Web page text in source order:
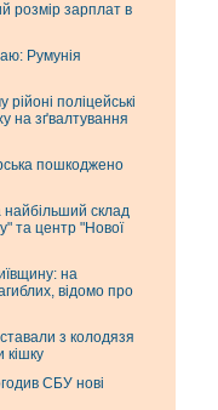
розмір зарплат в
Румунія
рійоні поліцейські
на зґвалтування
пошкоджено
найбільший склад
та центр "Нової
на
відомо про
з колодязя
кішку
СБУ нові